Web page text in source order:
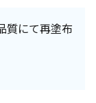
質にて再塗布